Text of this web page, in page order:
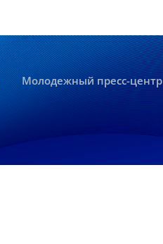
Молодежный пресс-центр